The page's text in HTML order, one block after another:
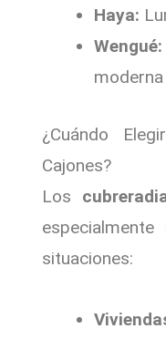
Haya:
Wengué:
moderna
¿Cuándo
Cajones?
Los
situaciones: